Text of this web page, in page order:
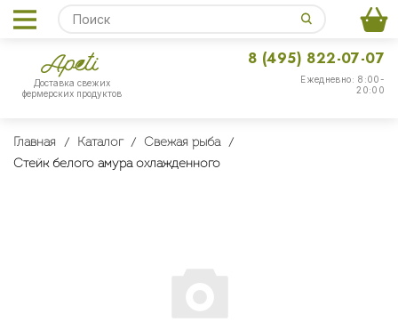
Доставка свежих
фермерских продуктов
Ежедневно: 8:00-
20:00
8 (495) 822-07-07
Главная Каталог
Свежая рыба
Стейк белого амура охлажденного